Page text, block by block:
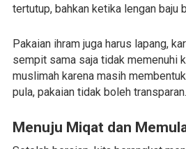
tertutup, bahkan ketika lengan baju
Pakaian ihram juga harus lapang,
sempit sama saja tidak memenuhi
muslimah karena masih
pula, pakaian tidak boleh transparan.
Menuju Miqat dan